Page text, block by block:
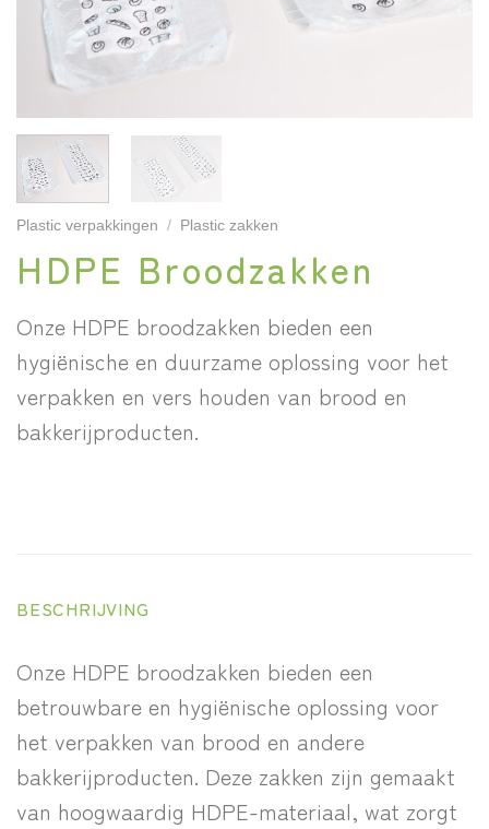
Plastic verpakkingen / Plastic zakken
HDPE Broodzakken
Onze HDPE broodzakken bieden een
hygiënische en duurzame oplossing voor het
verpakken en vers houden van brood en
bakkerijproducten.
BESCHRIJVING
Onze HDPE broodzakken bieden een
betrouwbare en hygiënische oplossing voor
het verpakken van brood en andere
bakkerijproducten. Deze zakken zijn gemaakt
van hoogwaardig HDPE-materiaal, wat zorgt